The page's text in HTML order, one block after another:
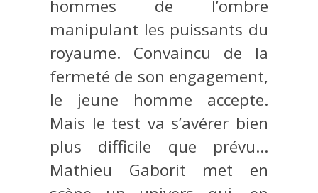
hommes de l’ombre
manipulant les puissants du
royaume. Convaincu de la
fermeté de son engagement,
le jeune homme accepte.
Mais le test va s’avérer bien
plus difficile que prévu…
Mathieu Gaborit met en